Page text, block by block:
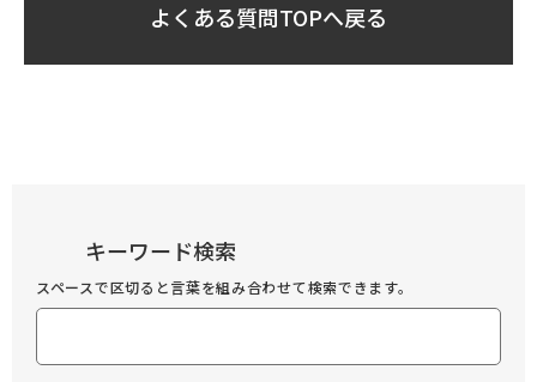
よくある質問TOPへ戻る
キーワード検索
スペースで区切ると言葉を組み合わせて検索できます。